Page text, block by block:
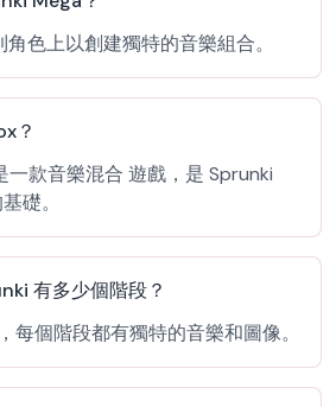
色上以創建獨特的音樂組合。
？
款音樂混合 遊戲，是 Sprunki
礎。
有多少個階段？
每個階段都有獨特的音樂和圖像。